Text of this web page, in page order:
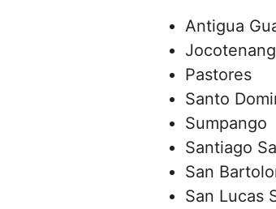
Antigua
Pastores
Santo
Sumpango
Santiago
San
San Lucas